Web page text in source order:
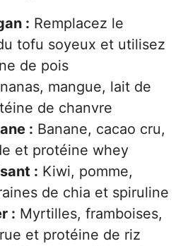
: Remplacez le
tofu soyeux et utilisez
de pois
mangue, lait de
de chanvre
: Banane, cacao cru,
et protéine whey
: Kiwi, pomme,
de chia et spiruline
: Myrtilles, framboises,
et protéine de riz